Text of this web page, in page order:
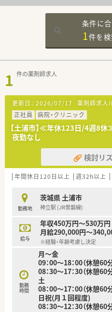
条件に
1件を
1 件の薬剤師求人
更新日： 2026/07/17 薬剤師求人
正社員
病院・クリニック
【土浦市】≪年休123日/4週8休
夜勤なし
検討リ
年間休日120日以上 週32h以上
勤務地
茨城県 土浦市
神立駅 (JR常磐線)
給与
年収450万円～530万円
月給290,000円～
※経験・年齢考慮し決定
勤務
時間
月～金
09：00～18：00（休憩60
08：30～17：30（休憩60
土
08：00～17：00（休憩60
日祝(月１回程度)
08：30～12：30（休憩60